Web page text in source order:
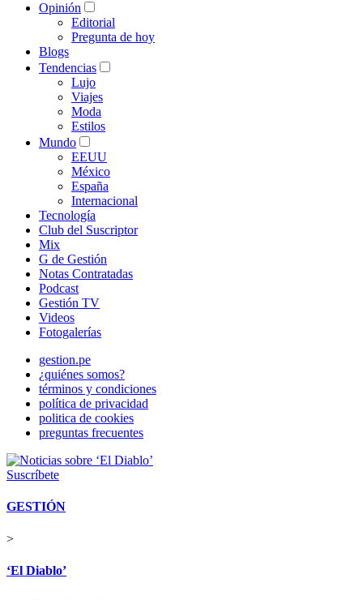
Opinión
Editorial
Pregunta de hoy
Blogs
Tendencias
Lujo
Viajes
Moda
Estilos
Mundo
EEUU
México
España
Internacional
Tecnología
Club del Suscriptor
Mix
G de Gestión
Notas Contratadas
Podcast
Gestión TV
Videos
Fotogalerías
gestion.pe
¿quiénes somos?
términos y condiciones
política de privacidad
politica de cookies
preguntas frecuentes
Suscríbete
GESTIÓN
>
‘El Diablo’